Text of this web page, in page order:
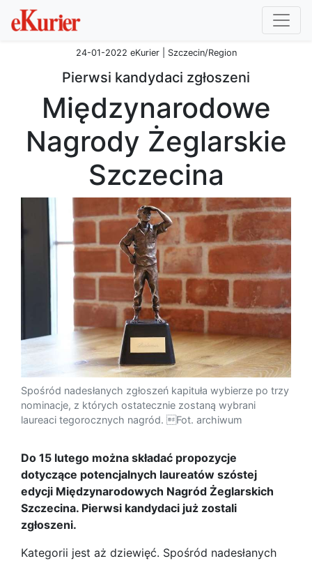
24-01-2022 eKurier | Szczecin/Region
Pierwsi kandydaci zgłoszeni
Międzynarodowe
Nagrody Żeglarskie
Szczecina
Spośród nadesłanych zgłoszeń kapituła wybierze po trzy
nominacje, z których ostatecznie zostaną wybrani
laureaci tegorocznych nagród. Fot. archiwum
Do 15 lutego można składać propozycje
dotyczące potencjalnych laureatów szóstej
edycji Międzynarodowych Nagród Żeglarskich
Szczecina. Pierwsi kandydaci już zostali
zgłoszeni.
Kategorii jest aż dziewięć. Spośród nadesłanych